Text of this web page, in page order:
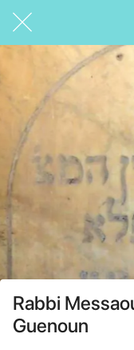
Rabbi
Guenoun